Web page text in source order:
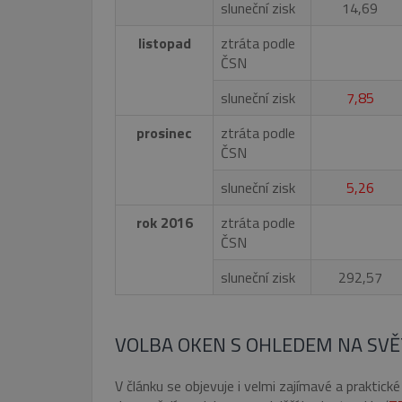
sluneční zisk 14,69
listopad
ztráta podle
ČSN
sluneční zisk 7,85
prosinec
ztráta podle
ČSN
sluneční zisk 5,26
rok 2016
ztráta podle
ČSN
sluneční zisk 292,57
VOLBA OKEN S OHLEDEM NA
V článku se objevuje i velmi zajímavé a
FUNKČNÍ
Nezbytně
Nezbytně nutné soubory